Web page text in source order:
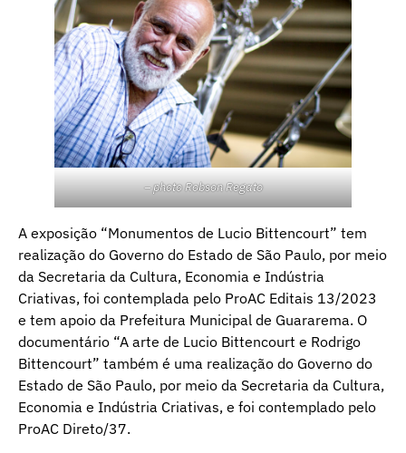
– photo Robson Regato
A exposição “Monumentos de Lucio Bittencourt” tem
realização do Governo do Estado de São Paulo, por meio
da Secretaria da Cultura, Economia e Indústria
Criativas, foi contemplada pelo ProAC Editais 13/2023
e tem apoio da Prefeitura Municipal de Guararema. O
documentário “A arte de Lucio Bittencourt e Rodrigo
Bittencourt” também é uma realização do Governo do
Estado de São Paulo, por meio da Secretaria da Cultura,
Economia e Indústria Criativas, e foi contemplado pelo
ProAC Direto/37.